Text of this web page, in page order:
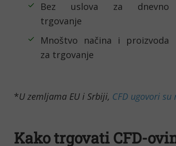
Bez uslova za dnevno
trgovanje
Mnoštvo načina i proizvoda
za trgovanje
*U zemljama EU i Srbiji, CFD ugovori
Kako trgovati CFD-